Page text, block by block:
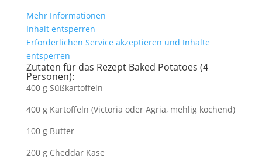
Mehr Informationen
Inhalt entsperren
Erforderlichen Service akzeptieren und Inhalte
entsperren
Zutaten für das Rezept Baked Potatoes (4
Personen):
400 g Süßkartoffeln
400 g Kartoffeln (Victoria oder Agria, mehlig kochend)
100 g Butter
200 g Cheddar Käse